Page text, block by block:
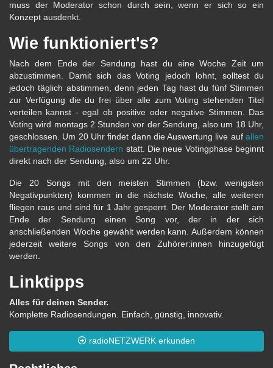
muss der Moderator schon durch sein, wenn er sich so ein
Konzept ausdenkt.
Wie funktioniert's?
Nach dem Ende der Sendung hast du eine Woche Zeit um
abzustimmen. Damit sich das Voting jedoch lohnt, solltest du
jedoch täglich abstimmen, denn jeden Tag hast du fünf Stimmen
zur Verfügung die du frei über alle zum Voting stehenden Titel
verteilen kannst - egal ob positive oder negative Stimmen. Das
Voting wird montags 2 Stunden vor der Sendung, also um 18 Uhr,
geschlossen. Um 20 Uhr findet dann die Auswertung live auf allen
übertragenden Radiosendern statt. Die neue Votingphase beginnt
direkt nach der Sendung, also um 22 Uhr.
Die 20 Songs mit den meisten Stimmen (bzw. wenigsten
Negativpunkten) kommen in die nächste Woche, alle weiteren
fliegen raus und sind für 1 Jahr gesperrt. Der Moderator stellt am
Ende der Sendung einen Song vor, der in der sich
anschließenden Woche gewählt werden kann. Außerdem können
jederzeit weitere Songs von den Zuhörer:innen hinzugefügt
werden.
Linktipps
Alles für deinen Sender.
Komplette Radiosendungen. Einfach, günstig, innovativ.
radioNETZWERK erkunden